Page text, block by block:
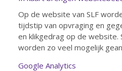
Op de website van SLF
tijdstip van opvraging en
en klikgedrag op de
worden zo veel mogelijk
Google Analytics